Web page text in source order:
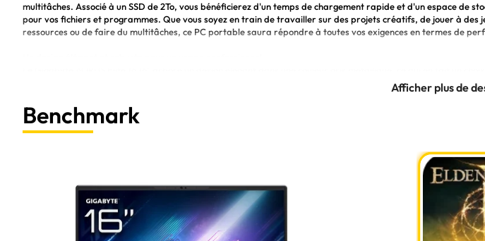
multitâches. Associé à un SSD de 2To, vous bénéficierez d'un temps de chargement rapide et d'un espace de
pour vos fichiers et programmes. Que vous soyez en train de travailler sur des projets créatifs, de jouer à des
ressources ou de faire du multitâches, ce PC portable saura répondre à toutes vos exigences en termes de
professionnels qui veulent allier puissance et style. Avec un poids net de 2 à 2,5kg, il est facile à transporter
déplacements professionnels. Sa gamme NVIDIA Studio et son système d'exploitation Windows 11 PRO vous
environnement de travail fiable et efficace pour tous vos projets.
Avantages du Gigabyte AORUS Elite 16 16" QHD+/165Hz/5070/U9/32G/2T/W11 P
Design élégant et robuste, idéal pour un usage professionnel
Gamme NVIDIA Studio et système d'exploitation Windows 11 PRO pour un environnement de travail fiable
En somme, le Gigabyte AORUS Elite 16 16" QHD+/165Hz/5070/U9/32G/2T/W11 P est un choix de premier ordre
professionnels de la technologie à la recherche d'un PC portable haut de gamme. Avec ses performances
Benchmark